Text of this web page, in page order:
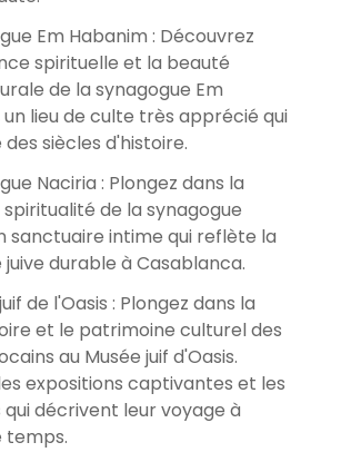
Em Habanim : Découvrez
spirituelle et la beauté
de la synagogue Em
un lieu de culte très apprécié qui
siècles d'histoire.
Naciria : Plongez dans la
de la synagogue
sanctuaire intime qui reflète la
durable à Casablanca.
de l'Oasis : Plongez dans la
et le patrimoine culturel des
au Musée juif d'Oasis.
expositions captivantes et les
décrivent leur voyage à
temps.